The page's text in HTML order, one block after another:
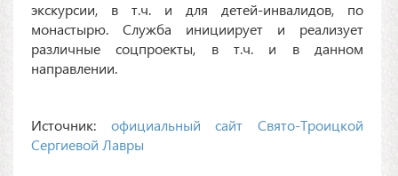
экскурсии, в т.ч. и для детей-инвалидов, по
монастырю. Служба инициирует и реализует
различные соцпроекты, в т.ч. и в данном
направлении.
Источник: официальный сайт Свято-Троицкой
Сергиевой Лавры